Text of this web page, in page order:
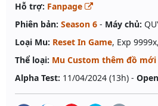
Hỗ trợ: Fanpage
Phiên bản: Season 6 - Máy chủ:
Loại Mu: Reset In Game, Exp
Thể loại: Mu Custom thêm đồ mới
Alpha Test: 11/04/2024 (13h) -